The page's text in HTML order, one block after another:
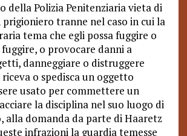
della Polizia Penitenziaria vieta di
tranne nel caso in cui la
tema che egli possa fuggire o
o provocare danni a
danneggiare o distruggere
o spedisca un oggetto
usato per commettere un
la disciplina nel suo luogo di
alla domanda da parte di Haaretz
infrazioni la guardia temesse